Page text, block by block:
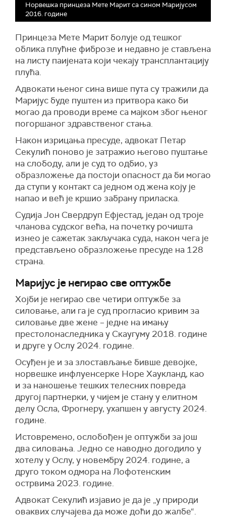
Норвешка принцеза Мете Марит са сином Маријусом
2016. године
Принцеза Мете Марит болује од тешког
облика плућне фиброзе и недавно је стављена
на листу паијената који чекају трансплантацију
плућа.
Адвокати њеног сина више пута су тражили да
Маријус буде пуштен из притвора како би
могао да проводи време са мајком због њеног
погоршаног здравственог стања.
Након изрицања пресуде, адвокат Петар
Секулић поново је затражио његово пуштање
на слободу, али је суд то одбио, уз
образложење да постоји опасност да би могао
да ступи у контакт са једном од жена коју је
напао и већ је кршио забрану приласка.
Судија Јон Свердруп Ефјестад, један од троје
чланова судског већа, на почетку рочишта
изнео је сажетак закључака суда, након чега је
представљено образложење пресуде на 128
страна.
Маријус је негирао све оптужбе
Хојби је негирао све четири оптужбе за
силовање, али га је суд прогласио кривим за
силовање две жене – једне на имању
престолонаследника у Скаугуму 2018. године
и друге у Ослу 2024. године.
Осуђен је и за злостављање бивше девојке,
норвешке инфлуенсерке Норе Хаукланд, као
и за наношење тешких телесних повреда
другој партнерки, у чијем је стану у елитном
делу Осла, Фрогнеру, ухапшен у августу 2024.
године.
Истовремено, ослобођен је оптужби за још
два силовања. Једно се наводно догодило у
хотелу у Ослу, у новембру 2024. године, а
друго током одмора на Лофотенским
острвима 2023. године.
Адвокат Секулић изјавио је да је „у природи
оваквих случајева да може доћи до жалбе“.